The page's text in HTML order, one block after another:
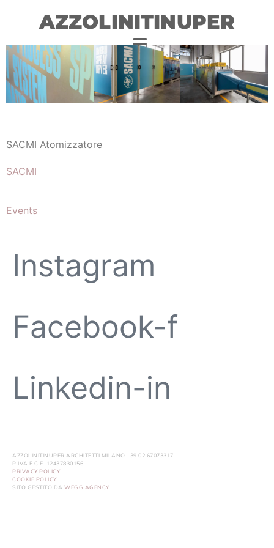
AZZOLINITINUPER
SACMI Atomizzatore
SACMI
Events
Instagram
Facebook-f
Linkedin-in
AZZOLINITINUPER ARCHITETTI MILANO +39 02 67073317
P.IVA E C.F. 12437830156
PRIVACY POLICY
COOKIE POLICY
SITO GESTITO DA WEGG AGENCY